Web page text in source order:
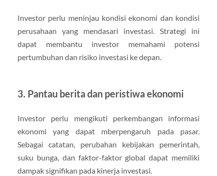
Investor perlu meninjau kondisi ekonomi dan kondisi
perusahaan yang mendasari investasi. Strategi ini
dapat membantu investor memahami potensi
pertumbuhan dan risiko investasi ke depan.
3. Pantau berita dan peristiwa ekonomi
Investor perlu mengikuti perkembangan informasi
ekonomi yang dapat mberpengaruh pada pasar.
Sebagai catatan, perubahan kebijakan pemerintah,
suku bunga, dan faktor-faktor global dapat memiliki
dampak signifikan pada kinerja investasi.